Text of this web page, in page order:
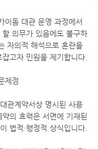
이돔 대관 운영 과정에서
의무가 있음에도 불구하
자의적 해석으로 혼란을
고자 민원을 제기합니다.
제점
관계약서상 명시된 사용
의 효력은 서면에 기재된
법적·행정적 상식입니다.